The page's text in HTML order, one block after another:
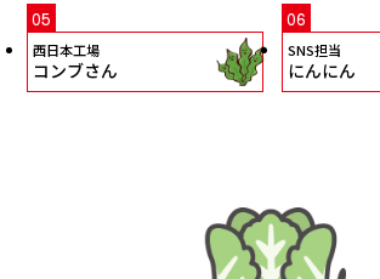
西日本工場
コンブさん
SNS担当
にんにん